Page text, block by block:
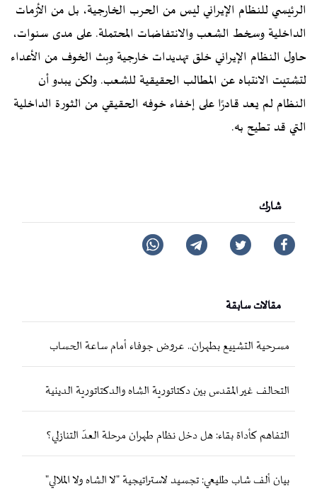
الرئيسي للنظام الإيراني ليس من الحرب الخارجية، بل من الأزمات
الداخلية وسخط الشعب والانتفاضات المحتملة. على مدى سنوات،
حاول النظام الإيراني خلق تهديدات خارجية وبث الخوف من الأعداء
لتشتيت الانتباه عن المطالب الحقيقية للشعب. ولكن يبدو أن
النظام لم يعد قادرًا على إخفاء خوفه الحقيقي من الثورة الداخلية
التي قد تطيح به.
شارك
مقالات سابقة
مسرحية التشييع بطهران.. عروض جوفاء أمام ساعة الحساب
التحالف غير المقدس بين دكتاتورية الشاه والدكتاتورية الدينية
التفاهم كأداة بقاء: هل دخل نظام طهران مرحلة العدّ التنازلي؟
بيان ألف شاب طليعي: تجسيد لاستراتيجية "لا الشاه ولا الملالي"